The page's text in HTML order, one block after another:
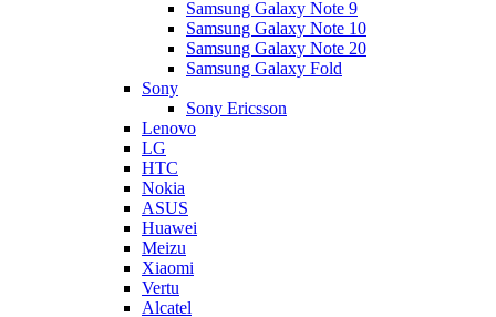
Samsung Galaxy Note 9
Samsung Galaxy Note 10
Samsung Galaxy Note 20
Samsung Galaxy Fold
Sony
Sony Ericsson
Lenovo
LG
HTC
Nokia
ASUS
Huawei
Meizu
Xiaomi
Vertu
Alcatel